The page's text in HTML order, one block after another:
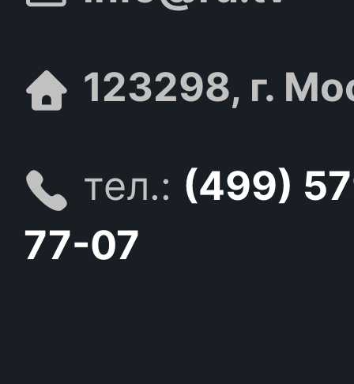
123298, г.
тел.: (499)
77-07